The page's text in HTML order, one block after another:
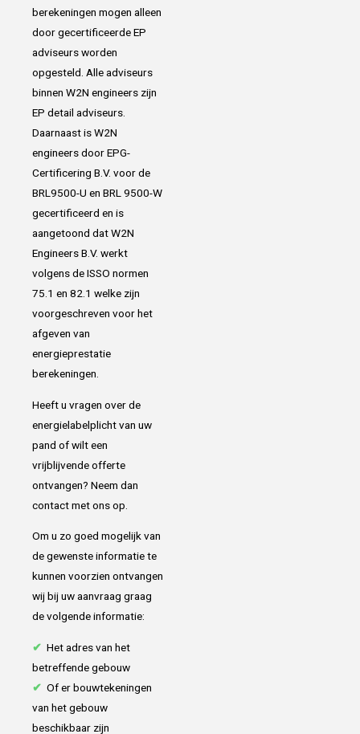
berekeningen mogen alleen
door gecertificeerde EP
adviseurs worden
opgesteld. Alle adviseurs
binnen W2N engineers zijn
EP detail adviseurs.
Daarnaast is W2N
engineers door EPG-
Certificering B.V. voor de
BRL9500-U en BRL 9500-W
gecertificeerd en is
aangetoond dat W2N
Engineers B.V. werkt
volgens de ISSO normen
75.1 en 82.1 welke zijn
voorgeschreven voor het
afgeven van
energieprestatie
berekeningen.
Heeft u vragen over de
energielabelplicht van uw
pand of wilt een
vrijblijvende offerte
ontvangen? Neem dan
contact met ons op.
Om u zo goed mogelijk van
de gewenste informatie te
kunnen voorzien ontvangen
wij bij uw aanvraag graag
de volgende informatie:
✔ Het adres van het
betreffende gebouw
✔ Of er bouwtekeningen
van het gebouw
beschikbaar zijn